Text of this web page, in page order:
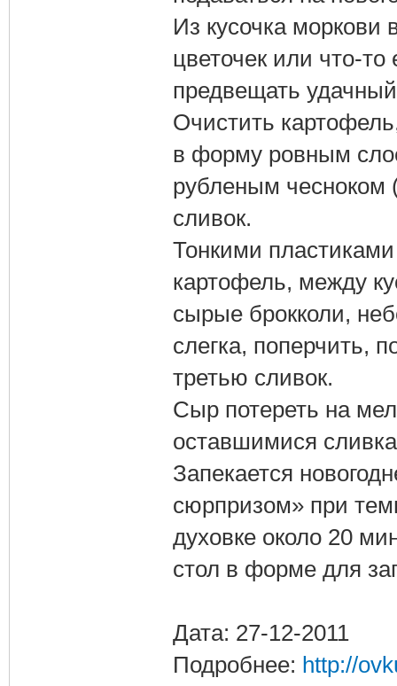
Из кусочка моркови
цветочек или что-
предвещать
Очистить
в форму ровным
рубленым чесноком
сливок.
Тонкими
картофель, между
сырые брокколи,
слегка, поперчить,
третью сливок.
Сыр потереть на
оставшимися
Запекается
сюрпризом» при
духовке около 20
стол в форме для
Дата: 27-12-2011
Подробнее: http://